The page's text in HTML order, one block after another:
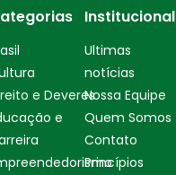
e Deveres
e
Institucional
Ultimas
notícias
Nossa Equipe
Quem Somos
Contato
Princípios